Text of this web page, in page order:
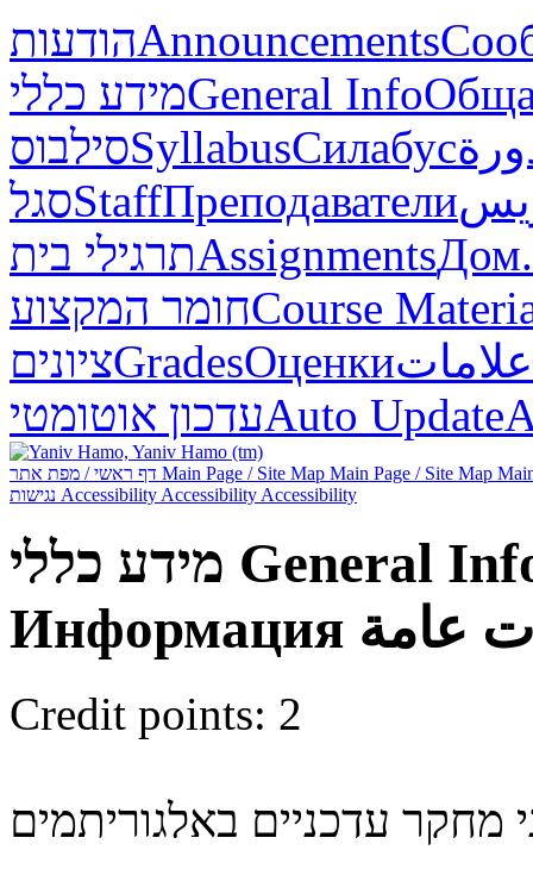
הודעותAnnouncements
מידע כלליGeneral Info
סילבוסSyllabusСилабус
סגלStaffПреподаватели
תרגילי ביתAssignmentsДом.
חומר המקצועCourse
ציוניםGradesОценкиعلامات
עדכון אוטומטיAuto Update
Main Page / Site Map Main Page / Site Map
Accessibility Accessibility Accessibility
מידע כללי General
Информация عامة
Credit points: 2